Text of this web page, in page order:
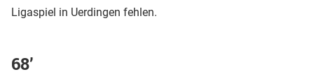
Ligaspiel in Uerdingen fehlen.
68’